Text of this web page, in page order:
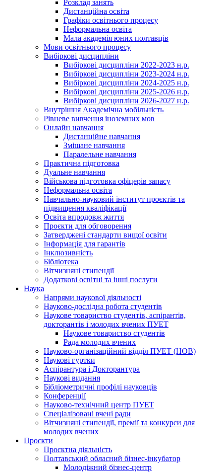
Розклад занять
Дистанційна освіта
Графіки освітнього процесу
Неформальна освіта
Мала академія юних полтавців
Мови освітнього процесу
Вибіркові дисципліни
Вибіркові дисципліни 2022-2023 н.р.
Вибіркові дисципліни 2023-2024 н.р.
Вибіркові дисципліни 2024-2025 н.р.
Вибіркові дисципліни 2025-2026 н.р.
Вибіркові дисципліни 2026-2027 н.р.
Внутрішня Академічна мобільність
Рівневе вивчення іноземних мов
Онлайн навчання
Дистанційне навчання
Змішане навчання
Паралельне навчання
Практична підготовка
Дуальне навчання
Військова підготовка офіцерів запасу
Неформальна освіта
Навчально-науковий інститут проєктів та
підвищення кваліфікації
Освіта впродовж життя
Проєкти для обговорення
Затверджені стандарти вищої освіти
Інформація для гарантів
Інклюзивність
Бібліотека
Вітчизняні стипендії
Додаткові освітні та інші послуги
Наука
Напрями наукової діяльності
Науково-дослідна робота студентів
Наукове товариство студентів, аспірантів,
докторантів і молодих вчених ПУЕТ
Наукове товариство студентів
Рада молодих вчених
Науково-організаційний відділ ПУЕТ (НОВ)
Наукові гуртки
Аспірантура і Докторантура
Наукові видання
Бібліометричні профілі науковців
Конференції
Науково-технічний центр ПУЕТ
Спеціалізовані вчені ради
Вітчизняні стипендії, премії та конкурси для
молодих вчених
Проєкти
Проєктна діяльність
Полтавський обласний бізнес-інкубатор
Молодіжний бізнес-центр